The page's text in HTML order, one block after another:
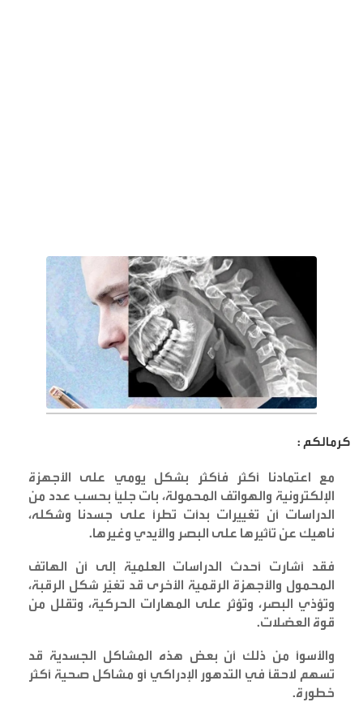
كرمالكم :
مع اعتمادنا أكثر فأكثر بشكل يومي على الأجهزة
الإلكترونية والهواتف المحمولة، بات جلياً بحسب عدد من
الدراسات أن تغييرات بدأت تطرأ على جسدنا وشكله،
ناهيك عن تأثيرها على البصر والأيدي وغيرها.
فقد أشارت أحدث الدراسات العلمية إلى أن الهاتف
المحمول والأجهزة الرقمية الأخرى قد تغيّر شكل الرقبة،
وتؤذي البصر، وتؤثر على المهارات الحركية، وتقلل من
قوة العضلات.
والأسوأ من ذلك أن بعض هذه المشاكل الجسدية قد
تسهم لاحقًا في التدهور الإدراكي أو مشاكل صحية أكثر
خطورة.